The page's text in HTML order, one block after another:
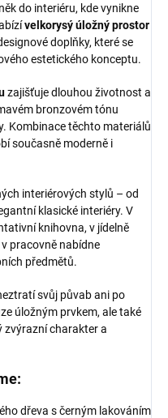
do interiéru, kde vynikne
velkorysý úložný prostor
doplňky, které se
estetického konceptu.
zajišťuje dlouhou životnost a
bronzovém tónu
Kombinace těchto materiálů
současně moderně i
interiérových stylů – od
klasické interiéry. V
knihovna, v jídelně
pracovně nabídne
předmětů.
svůj půvab ani po
úložným prvkem, ale také
zvýrazní charakter a
dřeva s černým lakováním